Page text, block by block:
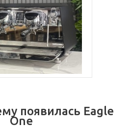
появилась Eagle
One